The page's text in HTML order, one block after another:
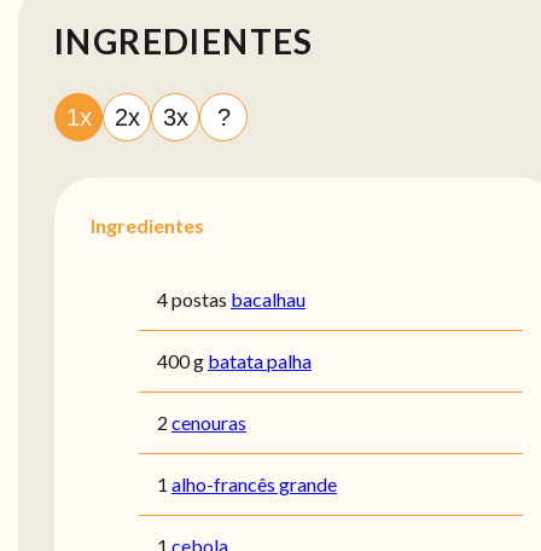
INGREDIENTES
1x 2x 3x ?
Ingredientes
4 postas bacalhau
400 g batata palha
2 cenouras
1 alho-francês grande
1 cebola